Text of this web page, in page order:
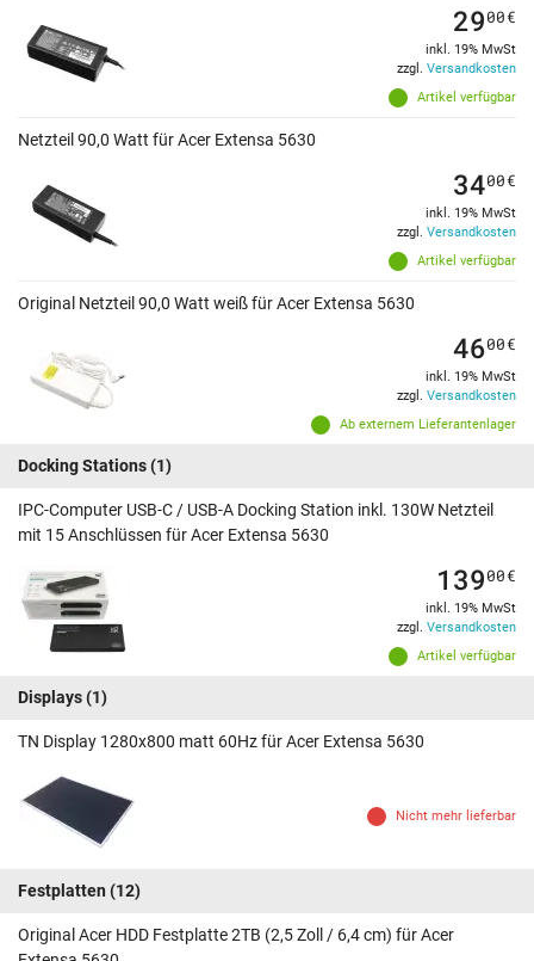
Artikel verfügbar
2900€
inkl. 19% MwSt
zzgl. Versandkosten
Netzteil 90,0 Watt für Acer Extensa 5630
Artikel verfügbar
3400€
inkl. 19% MwSt
zzgl. Versandkosten
Original Netzteil 90,0 Watt weiß für Acer Extensa 5630
Ab externem Lieferantenlager
4600€
inkl. 19% MwSt
zzgl. Versandkosten
Docking Stations(1)
IPC-Computer USB-C / USB-A Docking Station inkl. 130W Netzteil
mit 15 Anschlüssen für Acer Extensa 5630
Artikel verfügbar
13900€
inkl. 19% MwSt
zzgl. Versandkosten
Displays(1)
TN Display 1280x800 matt 60Hz für Acer Extensa 5630
Nicht mehr lieferbar
Festplatten (12)
Original Acer HDD Festplatte 2TB (2,5 Zoll / 6,4 cm) für Acer